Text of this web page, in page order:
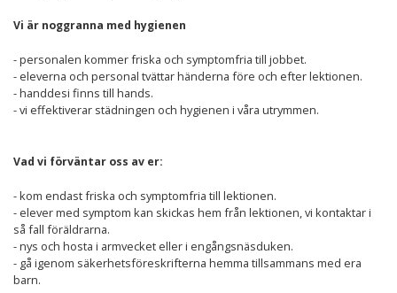
Vi är noggranna med hygienen
- personalen kommer friska och symptomfria till jobbet.
- eleverna och personal tvättar händerna före och efter lektionen.
- handdesi finns till hands.
- vi effektiverar städningen och hygienen i våra utrymmen.
Vad vi förväntar oss av er:
- kom endast friska och symptomfria till lektionen.
- elever med symptom kan skickas hem från lektionen, vi kontaktar i
så fall föräldrarna.
- nys och hosta i armvecket eller i engångsnäsduken.
- gå igenom säkerhetsföreskrifterna hemma tillsammans med era
barn.